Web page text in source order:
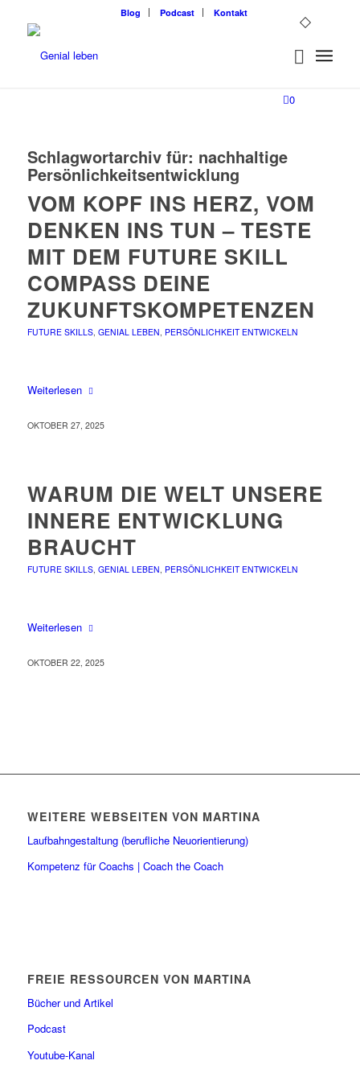
Blog Podcast Kontakt
0
Schlagwortarchiv für: nachhaltige
Persönlichkeitsentwicklung
VOM KOPF INS HERZ, VOM
DENKEN INS TUN – TESTE
MIT DEM FUTURE SKILL
COMPASS DEINE
ZUKUNFTSKOMPETENZEN
FUTURE SKILLS, GENIAL LEBEN, PERSÖNLICHKEIT ENTWICKELN
Weiterlesen
OKTOBER 27, 2025
WARUM DIE WELT UNSERE
INNERE ENTWICKLUNG
BRAUCHT
FUTURE SKILLS, GENIAL LEBEN, PERSÖNLICHKEIT ENTWICKELN
Weiterlesen
OKTOBER 22, 2025
WEITERE WEBSEITEN VON MARTINA
Laufbahngestaltung (berufliche Neuorientierung)
Kompetenz für Coachs | Coach the Coach
FREIE RESSOURCEN VON MARTINA
Bücher und Artikel
Podcast
Youtube-Kanal